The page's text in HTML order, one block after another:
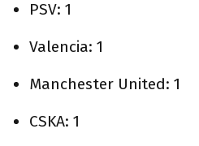
PSV: 1
Valencia: 1
Manchester United: 1
CSKA: 1